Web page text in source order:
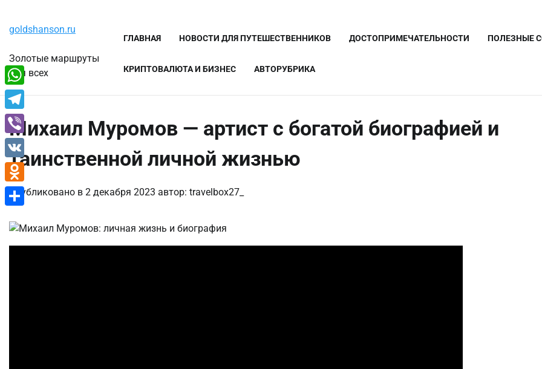
содержимому
goldshanson.ru
Золотые маршруты
для всех
ГЛАВНАЯ НОВОСТИ ДЛЯ ПУТЕШЕСТВЕННИКОВ ДОСТОПРИМЕЧАТЕЛЬНОСТИ ПОЛЕЗНЫЕ
КРИПТОВАЛЮТА И БИЗНЕС АВТОРУБРИКА
Михаил Муромов — артист с богатой биографией и
таинственной личной жизнью
Опубликовано в 2 декабря 2023 автор: travelbox27_
WhatsApp
Telegram
Viber
VK
Odnoklassniki